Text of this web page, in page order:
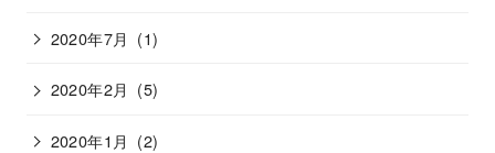
2020年7月 (1)
2020年2月 (5)
2020年1月 (2)